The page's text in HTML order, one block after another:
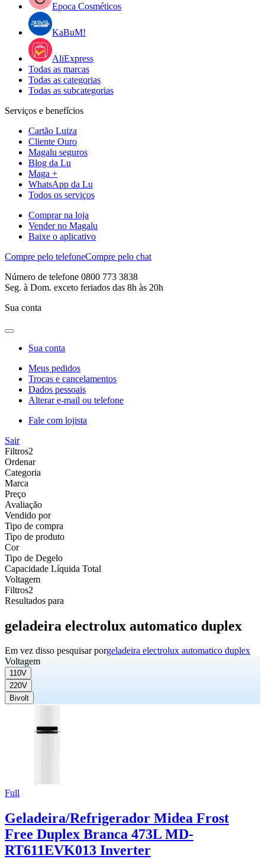
Epoca Cosméticos
KaBuM!
AliExpress
Todas as marcas
Todas as categorias
Todas as subcategorias
Serviços e benefícios
Cartão Luiza
Cliente Ouro
Magalu seguros
Blog da Lu
Maga +
WhatsApp da Lu
Todos os serviços
Comprar na loja
Vender no Magalu
Baixe o aplicativo
Compre pelo telefoneCompre pelo chat
Número de telefone 0800 773 3838
Seg. à Dom. exceto feriados das 8h às 20h
Sua conta
Sua conta
Meus pedidos
Trocas e cancelamentos
Dados pessoais
Alterar e-mail ou telefone
Fale com lojista
Sair
Filtros2
Ordenar
Categoria
Marca
Preço
Avaliação
Vendido por
Tipo de compra
Tipo de produto
Cor
Tipo de Degelo
Capacidade Líquida Total
Voltagem
Filtros2
Resultados para
geladeira electrolux automatico duplex
Em vez disso pesquisar porgeladeira electrolux automatico duplex
Voltagem
110V
220V
Bivolt
Full
Geladeira/Refrigerador Midea Frost
Free Duplex Branca 473L MD-
RT611EVK013 Inverter